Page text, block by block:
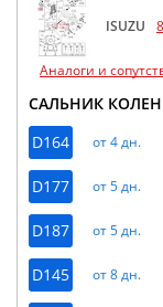
ISUZU
Аналоги и
САЛЬНИК
D164
от 4 дн.
D177 от 5 дн.
D187 от 5 дн.
D145 от 8 дн.